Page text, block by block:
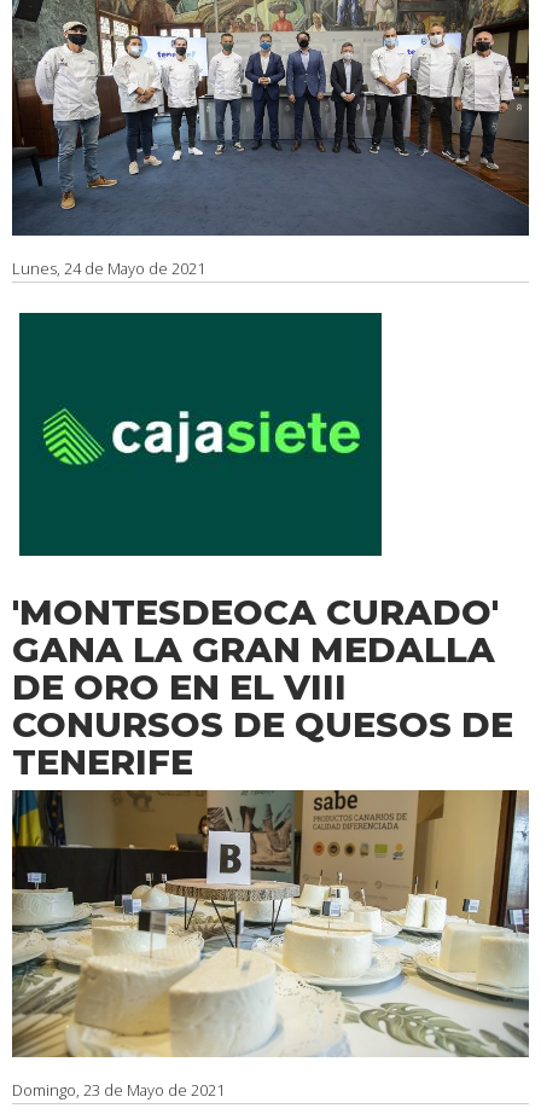
Lunes, 24 de Mayo de 2021
'MONTESDEOCA CURADO'
GANA LA GRAN MEDALLA
DE ORO EN EL VIII
CONURSOS DE QUESOS DE
TENERIFE
Domingo, 23 de Mayo de 2021